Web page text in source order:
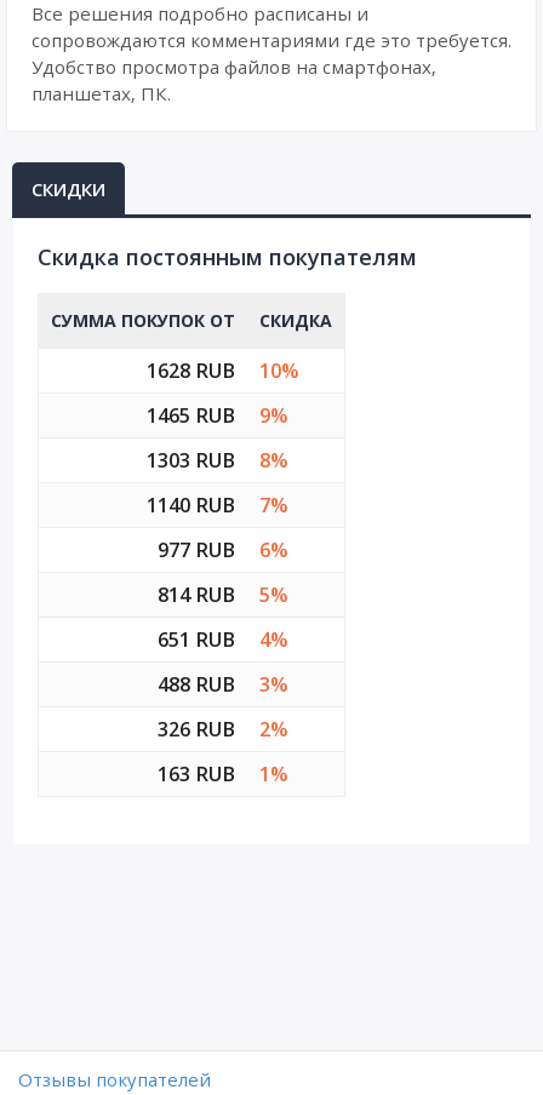
Все решения подробно расписаны и
сопровождаются комментариями где это требуется.
Удобство просмотра файлов на смартфонах,
планшетах, ПК.
СКИДКИ
Cкидка постоянным покупателям
СУММА ПОКУПОК ОТ СКИДКА
1628 RUB
10%
1465 RUB
9%
1303 RUB
8%
1140 RUB
7%
977 RUB
6%
814 RUB
5%
651 RUB
4%
488 RUB
3%
326 RUB
2%
163 RUB
1%
Отзывы покупателей